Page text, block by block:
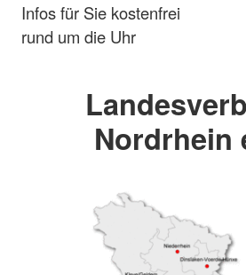
Infos für Sie kostenfrei
rund um die Uhr
Nordrhein